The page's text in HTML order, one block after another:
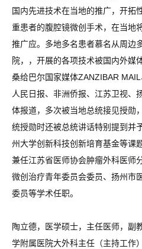
国内先进技术在当地的推广，开拓
重患者的腹腔镜微创手术，在当地
推广应。多地多名患者慕名从周边
院，，开展的各项技术被国内外媒
桑给巴尔国家媒体ZANZIBAR
人民日报、非洲侨报、江苏卫视、
体报道，多次被当地总统接见授勋
统授勋时还被总统讲话特别提到并
州大学创新科技创新培育基金等课
兼任江苏省医师协会肿瘤外科医师
微创治疗青年委员会委员、扬州市
委员等学术任职。
陶立德，医学硕士，主任医师，副
学附属医院大外科主任（主持工作